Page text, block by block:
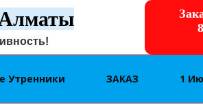
Утренники ЗАКАЗ 1